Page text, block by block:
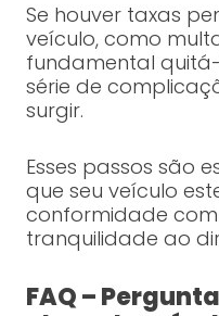
Se houver taxas
veículo, como
fundamental
série de
surgir.
Esses passos são
que seu veículo
conformidade
tranquilidade ao
FAQ –